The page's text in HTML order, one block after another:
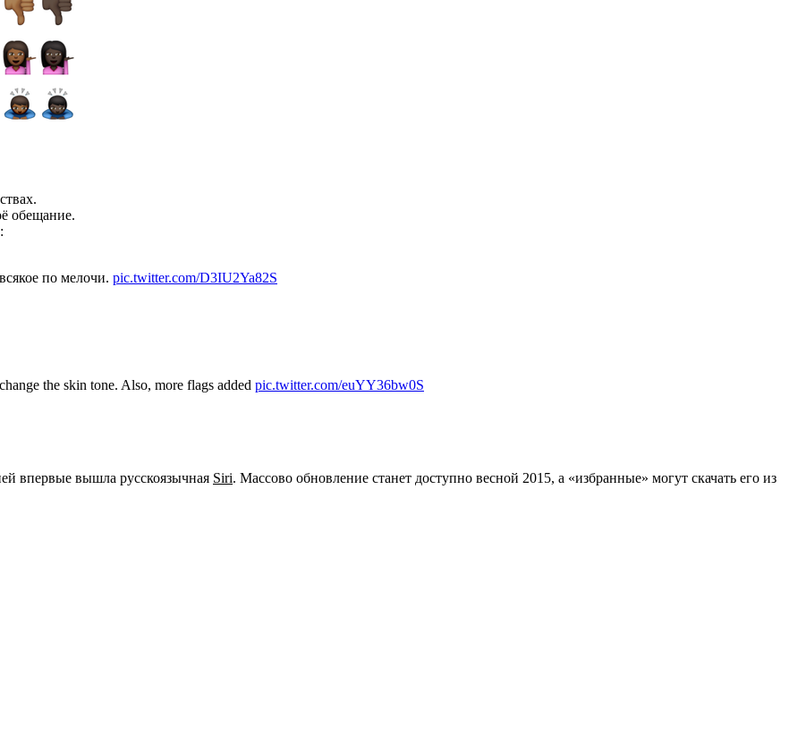
обещание.
по мелочи. pic.twitter.com/D3IU2Ya82S
the skin tone. Also, more flags added pic.twitter.com/euYY36bw0S
впервые вышла русскоязычная Siri. Массово обновление станет доступно весной 2015, а «избранные» могут скачать его из